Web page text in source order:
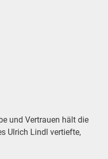
und Vertrauen hält die
Ulrich Lindl vertiefte,